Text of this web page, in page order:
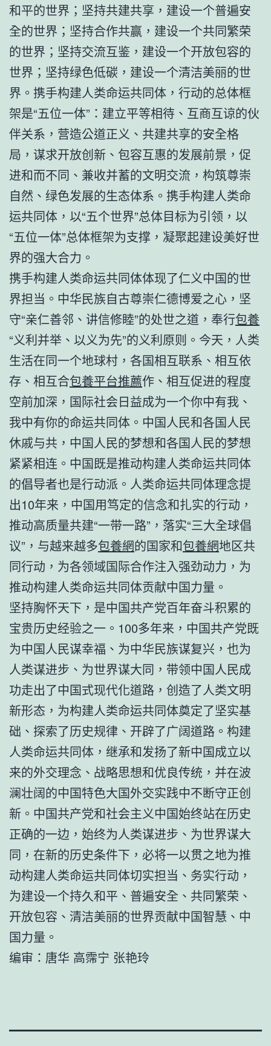
和平的世界；坚持共建共享，建设一个普遍安
全的世界；坚持合作共赢，建设一个共同繁荣
的世界；坚持交流互鉴，建设一个开放包容的
世界；坚持绿色低碳，建设一个清洁美丽的世
界。携手构建人类命运共同体，行动的总体框
架是“五位一体”：建立平等相待、互商互谅的伙
伴关系，营造公道正义、共建共享的安全格
局，谋求开放创新、包容互惠的发展前景，促
进和而不同、兼收并蓄的文明交流，构筑尊崇
自然、绿色发展的生态体系。携手构建人类命
运共同体，以“五个世界”总体目标为引领，以
“五位一体”总体框架为支撑，凝聚起建设美好世
界的强大合力。
携手构建人类命运共同体体现了仁义中国的世
界担当。中华民族自古尊崇仁德博爱之心，坚
守“亲仁善邻、讲信修睦”的处世之道，奉行包養
“义利并举、以义为先”的义利原则。今天，人类
生活在同一个地球村，各国相互联系、相互依
存、相互合包養平台推薦作、相互促进的程度
空前加深，国际社会日益成为一个你中有我、
我中有你的命运共同体。中国人民和各国人民
休戚与共，中国人民的梦想和各国人民的梦想
紧紧相连。中国既是推动构建人类命运共同体
的倡导者也是行动派。人类命运共同体理念提
出10年来，中国用笃定的信念和扎实的行动，
推动高质量共建“一带一路”，落实“三大全球倡
议”，与越来越多包養網的国家和包養網地区共
同行动，为各领域国际合作注入强劲动力，为
推动构建人类命运共同体贡献中国力量。
坚持胸怀天下，是中国共产党百年奋斗积累的
宝贵历史经验之一。100多年来，中国共产党既
为中国人民谋幸福、为中华民族谋复兴，也为
人类谋进步、为世界谋大同，带领中国人民成
功走出了中国式现代化道路，创造了人类文明
新形态，为构建人类命运共同体奠定了坚实基
础、探索了历史规律、开辟了广阔道路。构建
人类命运共同体，继承和发扬了新中国成立以
来的外交理念、战略思想和优良传统，并在波
澜壮阔的中国特色大国外交实践中不断守正创
新。中国共产党和社会主义中国始终站在历史
正确的一边，始终为人类谋进步、为世界谋大
同，在新的历史条件下，必将一以贯之地为推
动构建人类命运共同体切实担当、务实行动，
为建设一个持久和平、普遍安全、共同繁荣、
开放包容、清洁美丽的世界贡献中国智慧、中
国力量。
编审：唐华 高霈宁 张艳玲